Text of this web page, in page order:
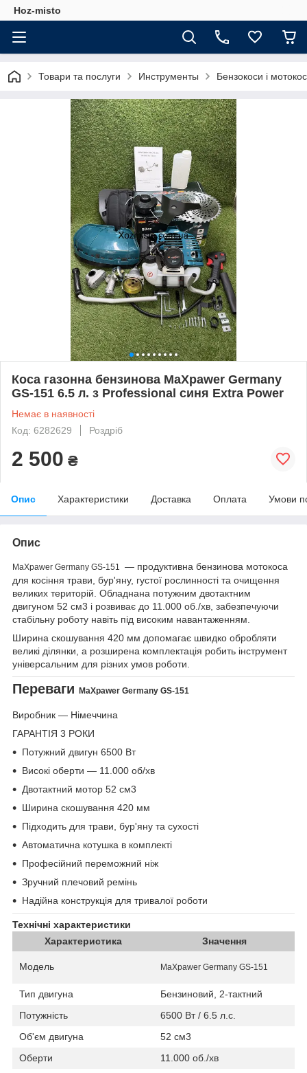
Hoz-misto
Товари та послуги Инструменты Бензокоси і
Коса газонна бензинова MaXpawer Germany
GS-151 6.5 л. з Professional синя Extra Power
Немає в наявності
Код: 6282629
Роздріб
2 500 ₴
Опис Характеристики Доставка Оплата Умови
Опис
MaXpawer Germany GS-151
— продуктивна бензинова мотокоса
для косіння трави, бур'яну, густої рослинності та очищення
великих територій. Обладнана потужним двотактним
двигуном 52 см3 і розвиває до 11.000 об./хв, забезпечуючи
стабільну роботу навіть під високим навантаженням.
Ширина скошування 420 мм допомагає швидко обробляти
великі ділянки, а розширена комплектація робить інструмент
універсальним для різних умов роботи.
Переваги MaXpawer Germany GS-151
Виробник — Німеччина
ГАРАНТІЯ 3 РОКИ
Потужний двигун 6500 Вт
Високі оберти — 11.000 об/хв
Двотактний мотор 52 см3
Ширина скошування 420 мм
Підходить для трави, бур'яну та сухості
Автоматична котушка в комплекті
Професійний переможний ніж
Зручний плечовий ремінь
Надійна конструкція для тривалої роботи
Технічні характеристики
Характеристика
Значення
Модель MaXpawer Germany GS-151
Тип двигуна
Бензиновий, 2-тактний
Потужність
6500 Вт / 6.5 л.с.
Об'єм двигуна
52 см3
Оберти
11.000 об./хв